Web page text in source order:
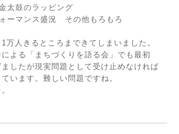
太鼓のラッピング
ーマンス盛況 その他もろもろ
万人きるところまできてしまいました。
よる「まちづくりを語る会」でも最初
したが現実問題として受け止めなければ
います。難しい問題ですね。